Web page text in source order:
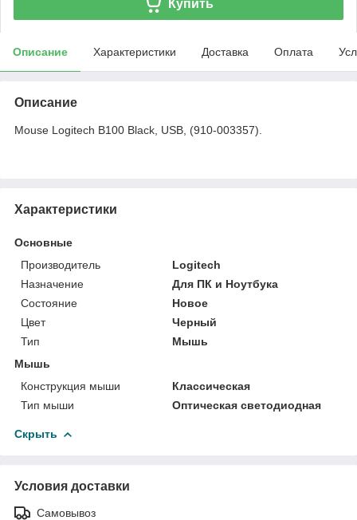
Купить
Описание Характеристики Доставка Оплата
Описание
Mouse Logitech B100 Black, USB, (910-003357).
Характеристики
Основные
Производитель
Logitech
Назначение
Для ПК и Ноутбука
Состояние
Новое
Цвет
Черный
Тип
Мышь
Мышь
Конструкция мыши
Классическая
Тип мыши
Оптическая светодиодная
Скрыть
Условия доставки
Самовывоз